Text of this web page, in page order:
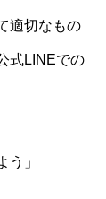
適切なもの
式LINEでの
う」